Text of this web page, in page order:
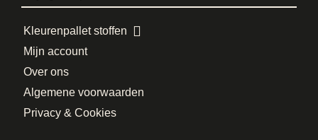
Kleurenpallet stoffen
Mijn account
Over ons
Algemene voorwaarden
Privacy & Cookies